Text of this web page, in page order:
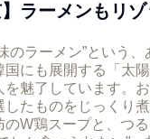
】ラーメンもリ
のラーメン”という
国にも展開する「太
を魅了しています。
したものをじっくり
のW鶏スープと、つ